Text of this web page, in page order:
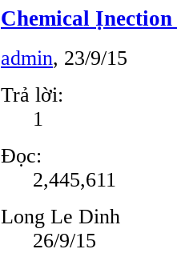
Chemical
admin, 23/9/15
Trả lời:
1
Đọc:
2,445,611
Long Le Dinh
26/9/15